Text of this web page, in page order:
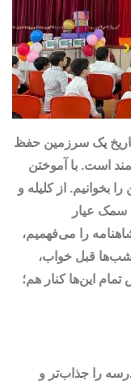
یک سرزمین حفظ
است. با آموختن
بخوانیم. از کلیله و
سمک عیار
را می‌فهمیم،
شب‌ها قبل خواب،
این‌ها کنار هم؛
را جذاب‌تر و